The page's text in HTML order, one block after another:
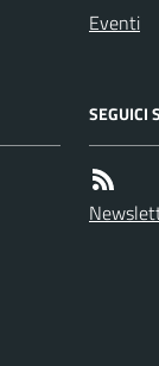
Eventi
SEGUICI